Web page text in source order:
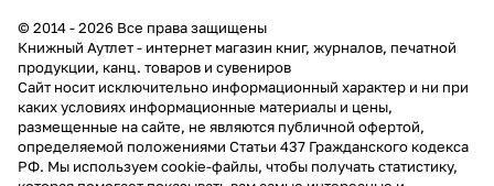
© 2014 - 2026 Все права защищены
Книжный Аутлет - интернет магазин книг, журналов, печатной
продукции, канц. товаров и сувениров
Cайт носит исключительно информационный характер и ни при
каких условиях информационные материалы и цены,
размещенные на сайте, не являются публичной офертой,
определяемой положениями Статьи 437 Гражданского кодекса
РФ. Мы используем cookie-файлы, чтобы получать статистику,